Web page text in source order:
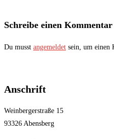
Schreibe einen Kommentar
Du musst angemeldet sein, um einen
Anschrift
Weinbergerstraße 15
93326 Abensberg